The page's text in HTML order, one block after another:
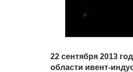
22 сентября 2013
области ивент-